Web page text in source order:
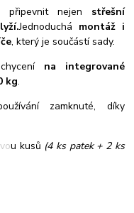
připevnit nejen střešní
Jednoduchá montáž i
, který je součástí sady.
na integrované
kg.
zamknuté, díky
kusů (4 ks patek + 2 ks